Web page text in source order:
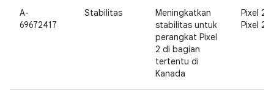
A-
69672417
Stabilitas
Meningkatkan
stabilitas untuk
perangkat Pixel
2 di bagian
tertentu di
Kanada
Pixel 2,
Pixel 2